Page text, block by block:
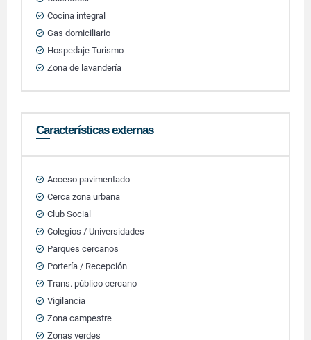
Cocina integral
Gas domiciliario
Hospedaje Turismo
Zona de lavandería
Características externas
Acceso pavimentado
Cerca zona urbana
Club Social
Colegios / Universidades
Parques cercanos
Portería / Recepción
Trans. público cercano
Vigilancia
Zona campestre
Zonas verdes